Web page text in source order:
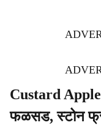
Custard
फळसड, स्टोन